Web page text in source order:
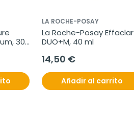
30
LA ROCHE-POSAY
La Roche-Posay Effaclar
DUO+M, 40 ml
14,50 €
Añadir al carrito